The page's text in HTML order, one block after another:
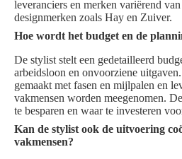
leveranciers en merken variërend
designmerken zoals Hay en Zuiver.
Hoe wordt het budget en de
De stylist stelt een gedetailleerd
arbeidsloon en onvoorziene
gemaakt met fasen en mijlpalen en
vakmensen worden meegenomen.
te besparen en waar te investeren
Kan de stylist ook de uitvoering
vakmensen?